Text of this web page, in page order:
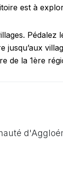
est à
la 1ère